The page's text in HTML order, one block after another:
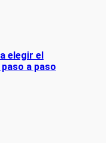
elegir el
a paso